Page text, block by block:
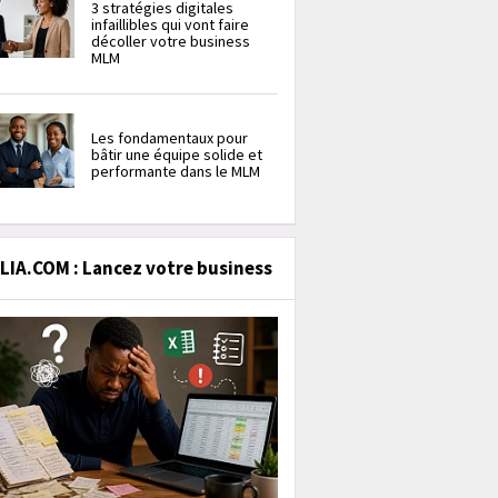
3 stratégies digitales
infaillibles qui vont faire
décoller votre business
MLM
Les fondamentaux pour
bâtir une équipe solide et
performante dans le MLM
: Lancez votre business